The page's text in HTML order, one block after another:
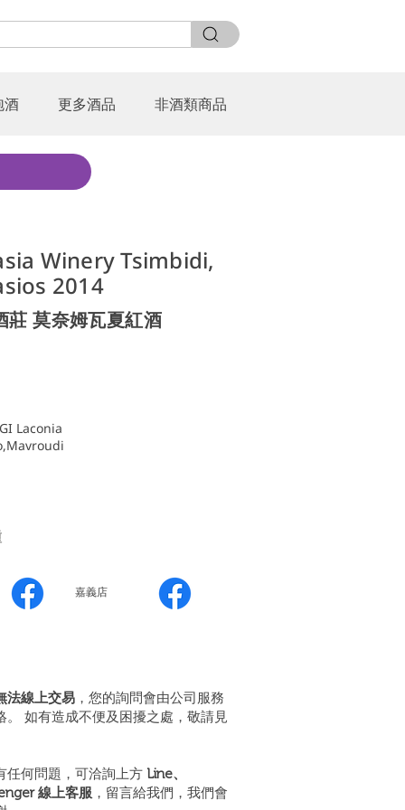
酒 更多酒品 非酒類商品
Winery Tsimbidi,
2014
莊 莫奈姆瓦夏紅酒
Laconia
嘉義店
法線上交易 ，您的詢問會由公司服務
。 如有造成不便及困擾之處，敬請見
任何問題，可洽詢上方 Line、
線上客服 ，留言給我們，我們會